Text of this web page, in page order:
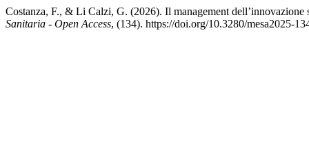
Costanza, F., & Li Calzi, G. (2026). Il management
Sanitaria - Open Access, (134). https://doi.org/10.3280/mesa2025-